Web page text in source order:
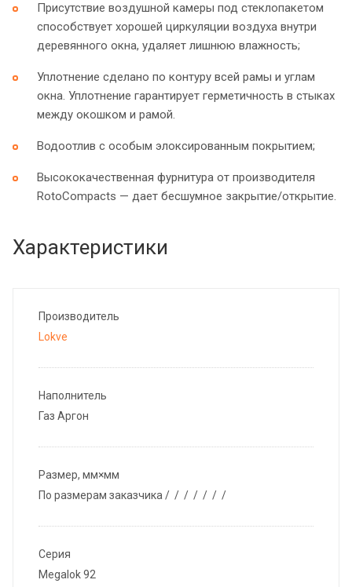
Присутствие воздушной камеры под стеклопакетом
способствует хорошей циркуляции воздуха внутри
деревянного окна, удаляет лишнюю влажность;
Уплотнение сделано по контуру всей рамы и углам
окна. Уплотнение гарантирует герметичность в стыках
между окошком и рамой.
Водоотлив с особым элоксированным покрытием;
Высококачественная фурнитура от производителя
RotoCompacts — дает бесшумное закрытие/открытие.
Характеристики
Производитель
Lokve
Наполнитель
Газ Аргон
Размер, мм×мм
По размерам заказчика / / / / / / /
Серия
Megalok 92